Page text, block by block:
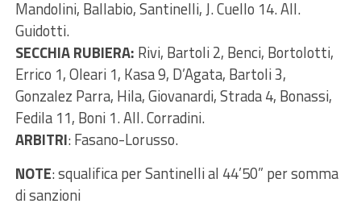
Mandolini, Ballabio, Santinelli, J. Cuello 14. All.
Guidotti.
SECCHIA RUBIERA: Rivi, Bartoli 2, Benci, Bortolotti,
Errico 1, Oleari 1, Kasa 9, D’Agata, Bartoli 3,
Gonzalez Parra, Hila, Giovanardi, Strada 4, Bonassi,
Fedila 11, Boni 1. All. Corradini.
ARBITRI: Fasano-Lorusso.
NOTE: squalifica per Santinelli al 44’50” per somma
di sanzioni